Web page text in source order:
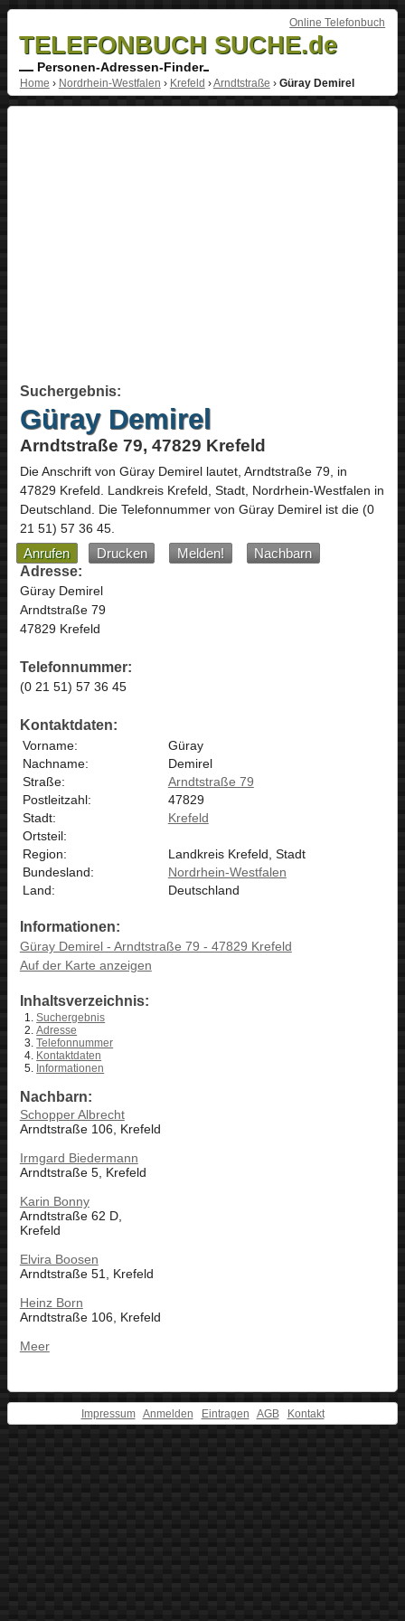
Online Telefonbuch
TELEFONBUCH SUCHE.de
Personen-Adressen-Finder
Home › Nordrhein-Westfalen › Krefeld ›Arndtstraße › Güray Demirel
Suchergebnis:
Güray Demirel
Arndtstraße 79, 47829 Krefeld
Die Anschrift von Güray Demirellautet, Arndtstraße 79, in
47829 Krefeld. Landkreis Krefeld, Stadt, Nordrhein-Westfalen in
Deutschland. Die Telefonnummer von Güray Demirel ist die (0
21 51) 57 36 45.
Anrufen Drucken Melden!
Nachbarn
Adresse:
Güray Demirel
Arndtstraße 79
47829 Krefeld
Telefonnummer:
(0 21 51) 57 36 45
Kontaktdaten:
Vorname:
Güray
Nachname:
Demirel
Straße:
Arndtstraße 79
Postleitzahl:
47829
Stadt:
Krefeld
Ortsteil:
Region:
Landkreis Krefeld, Stadt
Bundesland:
Nordrhein-Westfalen
Land:
Deutschland
Informationen:
Güray Demirel - Arndtstraße 79 - 47829 Krefeld
Auf der Karte anzeigen
Inhaltsverzeichnis:
Suchergebnis
Adresse
Telefonnummer
Kontaktdaten
Informationen
Nachbarn:
Schopper Albrecht
Arndtstraße 106, Krefeld
Irmgard Biedermann
Arndtstraße 5, Krefeld
Karin Bonny
Arndtstraße 62 D,
Krefeld
Elvira Boosen
Arndtstraße 51, Krefeld
Heinz Born
Arndtstraße 106, Krefeld
Meer
Impressum Anmelden Eintragen AGB Kontakt